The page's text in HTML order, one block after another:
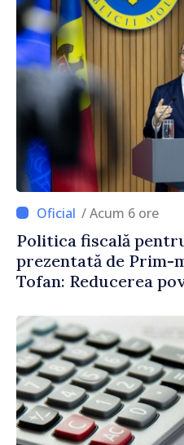
/ Acum 6 ore
Politica fiscală
prezentată de Prim-
Tofan: Reducerea
echitabilă